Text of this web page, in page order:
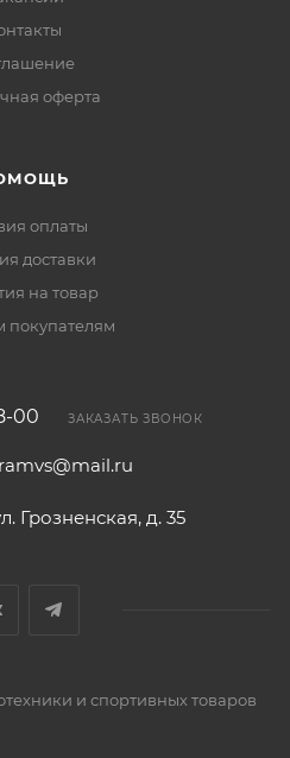
оферта
оплаты
доставки
на товар
покупателям
00 ЗАКАЗАТЬ ЗВОНОК
Грозненская, д. 35
и спортивных товаров